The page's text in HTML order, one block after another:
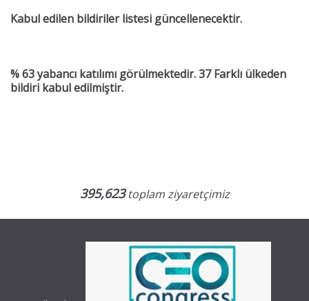
Kabul edilen bildiriler listesi güncellenecektir.
% 63 yabancı katılımı görülmektedir.37 Farklı ülkeden
bildiri kabul edilmiştir.
395,623toplam ziyaretçimiz